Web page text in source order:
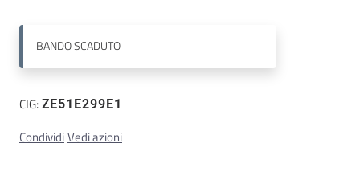
BANDOSCADUTO
CIG:ZE51E299E1
CondividiVedi azioni